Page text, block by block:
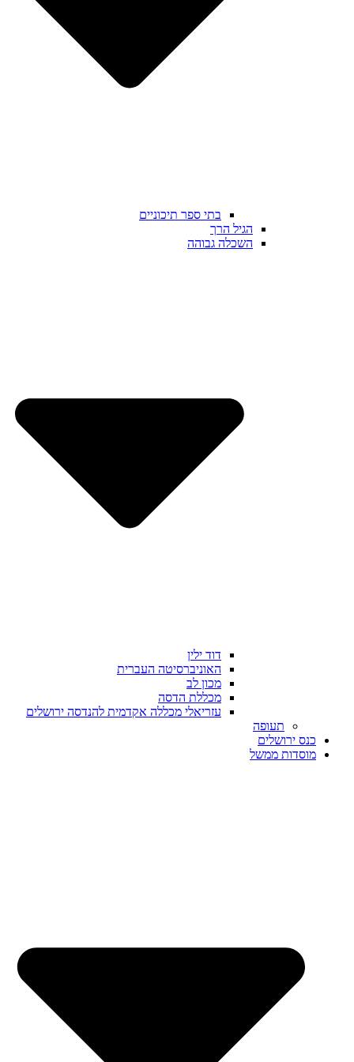
בתי ספר תיכוניים
הגיל הרך
השכלה גבוהה
דוד ילין
האוניברסיטה העברית
מכון לב
מכללת הדסה
עזריאלי מכללה אקדמית להנדסה ירושלים
תעופה
כנס ירושלים
מוסדות ממשל